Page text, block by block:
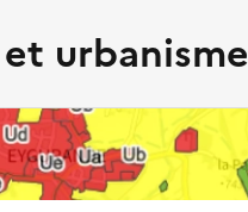
urbanisme